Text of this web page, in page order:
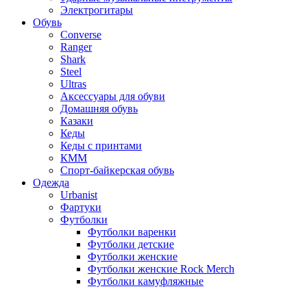
Электрогитары
Обувь
Converse
Ranger
Shark
Steel
Ultras
Аксессуары для обуви
Домашняя обувь
Казаки
Кеды
Кеды с принтами
КММ
Спорт-байкерская обувь
Одежда
Urbanist
Фартуки
Футболки
Футболки варенки
Футболки детские
Футболки женские
Футболки женские Rock Merch
Футболки камуфляжные